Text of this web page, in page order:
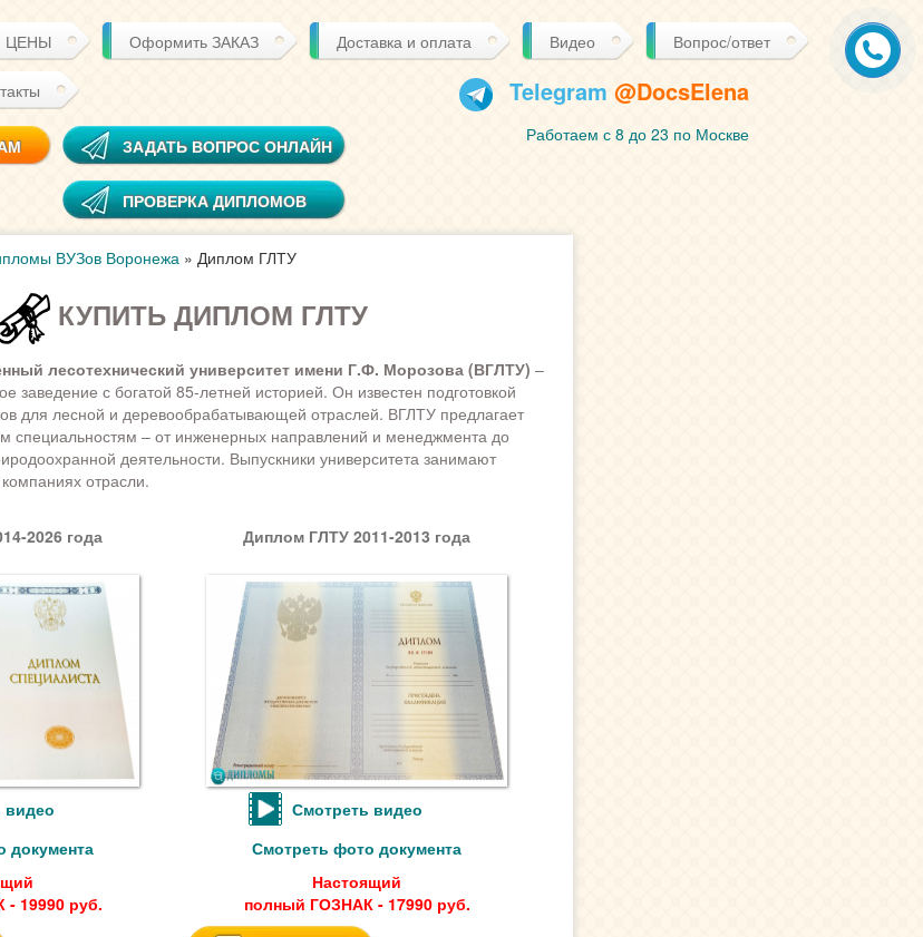
ЦЕНЫ Оформить ЗАКАЗ Доставка и оплата Видео Вопрос/ответ
ЗАДАТЬ ВОПРОС ОНЛАЙН
ПРОВЕРКА ДИПЛОМОВ
Telegram @DocsElena
Работаем с 8 до 23 по Москве
ВУЗов Воронежа» Диплом ГЛТУ
КУПИТЬ ДИПЛОМ ГЛТУ
лесотехнический университет имени Г.Ф. Морозова (ВГЛТУ) –
заведение с богатой 85-летней историей. Он известен подготовкой
для лесной и деревообрабатывающей отраслей. ВГЛТУ предлагает
специальностям – от инженерных направлений и менеджмента до
деятельности. Выпускники университета занимают
отрасли.
2026 года
видео
документа
19990 руб.
Диплом ГЛТУ 2011-2013 года
Смотреть видео
Смотреть фото документа
Настоящий
полный ГОЗНАК - 17990 руб.